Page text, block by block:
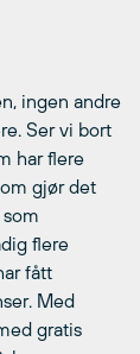
ingen andre
Ser vi bort
har flere
gjør det
flere
fått
Med
gratis